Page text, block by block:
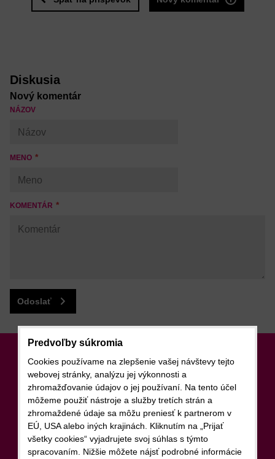
Diskusia
Nový komentár
NÁZOV
MENO
KOMENTÁR
Odoslať
Newsletter
Odoberať naše novinky
Chcem sa prihlásiť k odberu noviniek e-mailom
Predvoľby súkromia
Cookies používame na zlepšenie vašej návštevy tejto
webovej stránky, analýzu jej výkonnosti a
zhromažďovanie údajov o jej používaní. Na tento účel
môžeme použiť nástroje a služby tretích strán a
zhromaždené údaje sa môžu preniesť k partnerom v
EÚ, USA alebo iných krajinách. Kliknutím na „Prijať
všetky cookies“ vyjadrujete svoj súhlas s týmto
spracovaním. Nižšie môžete nájsť podrobné informácie